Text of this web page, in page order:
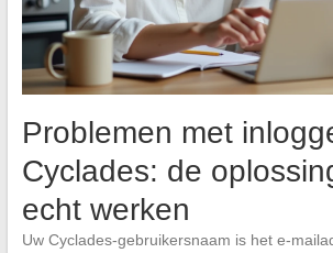
Problemen met
Cyclades: de
echt werken
Uw Cyclades-gebruikersnaam is het e-